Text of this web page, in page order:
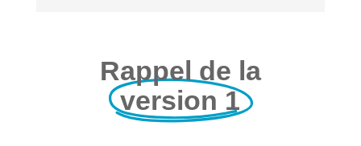
Rappel de la
version 1